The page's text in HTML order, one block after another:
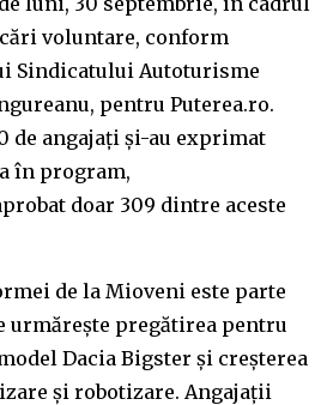
voluntare, conform
Sindicatului Autoturisme
pentru Puterea.ro.
de angajați și-au exprimat
în program,
doar 309 dintre aceste
de la Mioveni este parte
urmărește pregătirea pentru
Dacia Bigster și creșterea
și robotizare. Angajații